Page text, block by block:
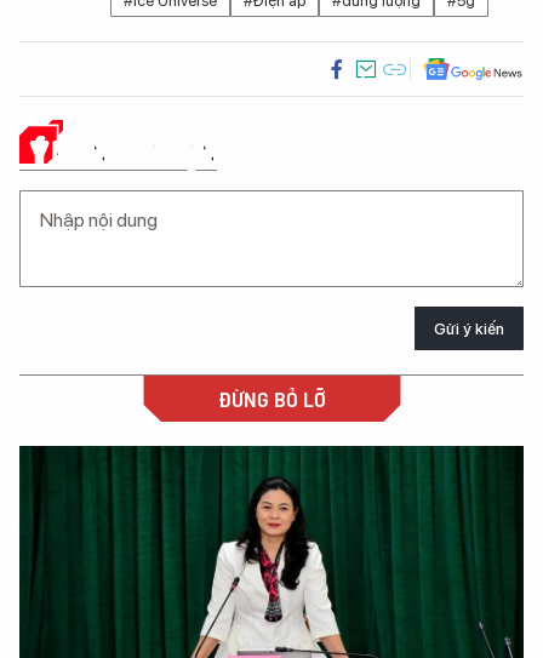
Ý KIẾN CỦA BẠN
Gửi ý kiến
ĐỪNG BỎ LỠ